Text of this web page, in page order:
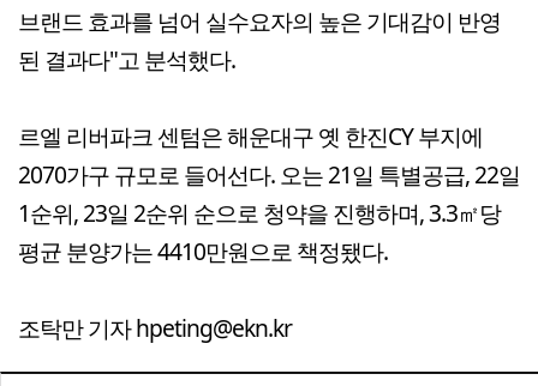
브랜드 효과를 넘어 실수요자의 높은 기대감이 반영
된 결과다"고 분석했다.
르엘 리버파크 센텀은 해운대구 옛 한진CY 부지에
2070가구 규모로 들어선다. 오는 21일 특별공급, 22일
1순위, 23일 2순위 순으로 청약을 진행하며, 3.3㎡당
평균 분양가는 4410만원으로 책정됐다.
조탁만 기자 hpeting@ekn.kr